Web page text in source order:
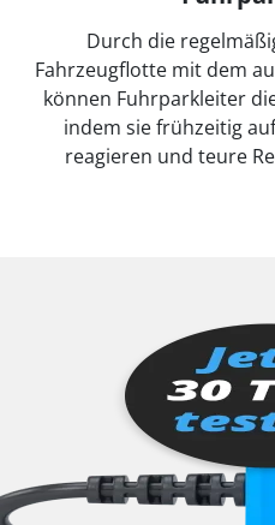
Durch die
Fahrzeugflotte mit dem
können Fuhrparkleiter
indem sie frühzeitig
reagieren und teure